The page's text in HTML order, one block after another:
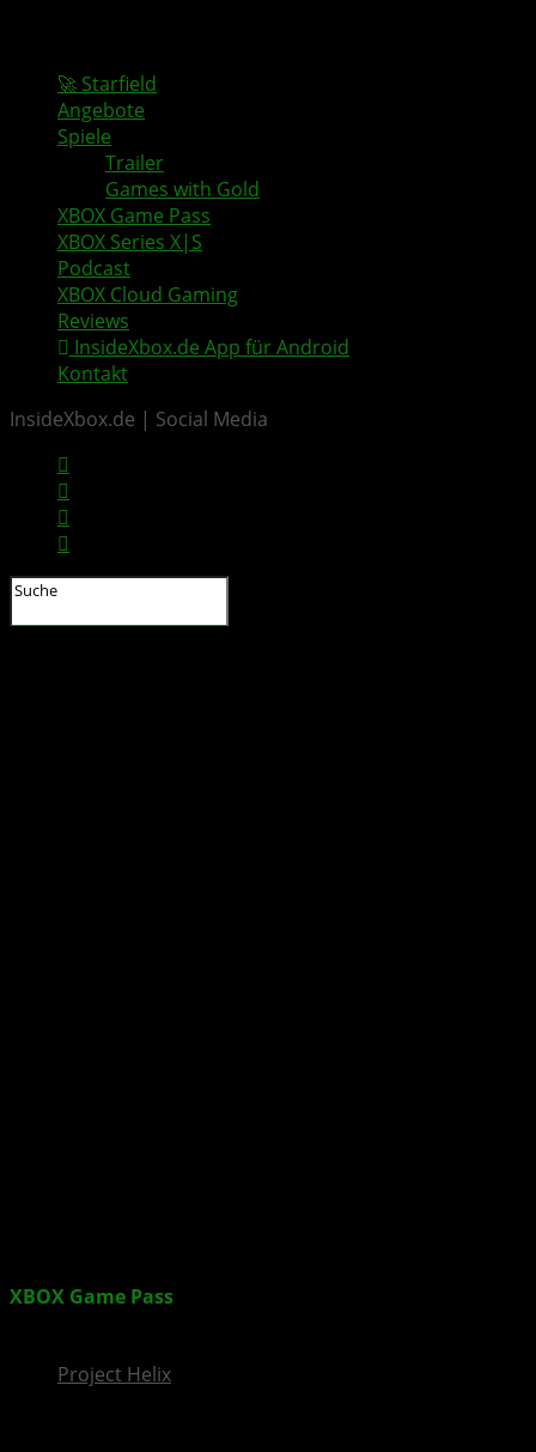
🚀 Starfield
Angebote
Spiele
Trailer
Games with Gold
XBOX Game Pass
XBOX Series X|S
Podcast
XBOX Cloud Gaming
Reviews
InsideXbox.de App für Android
Kontakt
InsideXbox.de | Social Media
XBOX Game Pass
Project Helix